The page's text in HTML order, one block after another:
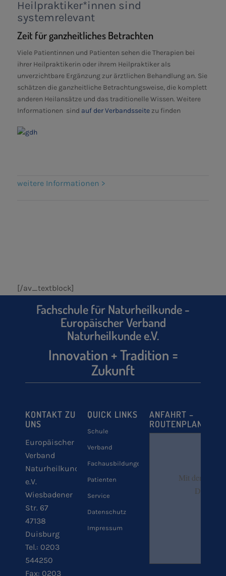
Heilpraktiker*innen sind
systemrelevant
Zeit für ganzheitliches Betrachten
Viele Patientinnen und Patienten sehen die Therapien bei
ihrer Heilpraktikerin oder ihrem Heilpraktiker als
unverzichtbare Ergänzung zur ärztlichen Behandlung an. Sie
schätzen die ganzheitliche Betrachtungsweise, die komplett
anderen Heilansätze und das traditionelle Wissen. Weitere
Informationen sind auf der Verbandsseitezu finden
weitere Informationen >
[/av_textblock]
Fachschule für Naturheilkunde -
Europäischer Verband
Naturheilkunde e.V.
Innovation + Tradition =
Zukunft
KONTAKT ZU
UNS
Europäischer
Verband
Naturheilkunde
e.V.
Wiesbadener
Str. 67
47138
Duisburg
Tel.: 0203
544250
Fax: 0203
QUICK LINKS
Schule
Verband
Fachausbildungen
Patienten
Service
Datenschutz
Impressum
ANFAHRT –
ROUTENPLANER
Mit dem